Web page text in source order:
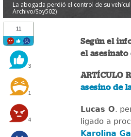
La abogada perdió el control de su
Archivo/Soy502)
11
3
1
4
Según el
el asesinato
ARTÍCULO
asesino de
Lucas O.
ligado a
Karolina